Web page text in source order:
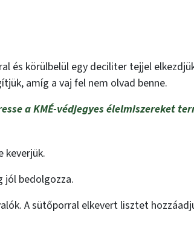
és körülbelül egy deciliter tejjel
amíg a vaj fel nem olvad benne.
a KMÉ-védjegyes élelmiszereket
keverjük.
jól bedolgozza.
A sütőporral elkevert lisztet